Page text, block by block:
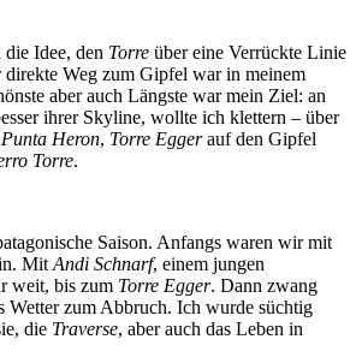
Idee, den Torre über eine Verrückte Linie
direkte Weg zum Gipfel war in meinem
aber auch Längste war mein Ziel: an
ihrer Skyline, wollte ich klettern – über
Punta Heron, Torre Eggerauf den Gipfel
Torre.
Saison. Anfangs waren wir mit
Mit Andi Schnarf, einem jungen
weit, bis zum Torre Egger. Dann zwang
Wetter zum Abbruch. Ich wurde süchtig
die Traverse, aber auch das Leben in